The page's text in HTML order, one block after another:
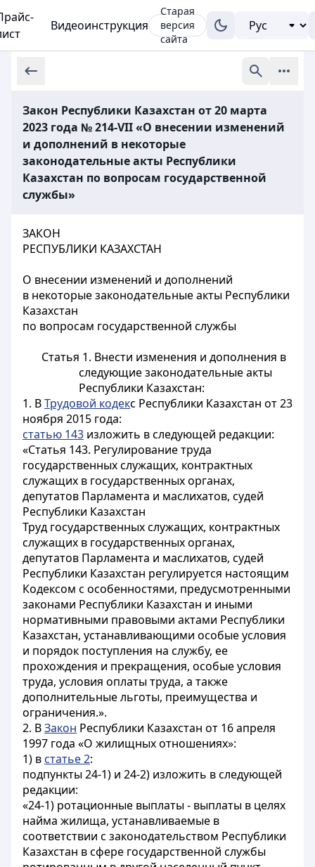
Видеоинструкция
Старая
версия
сайта
Закон Республики Казахстан от 20 марта
2023 года № 214-VII «О внесении изменений
и дополнений в некоторые
законодательные акты Республики
Казахстан по вопросам государственной
службы»
ЗАКОН
РЕСПУБЛИКИ КАЗАХСТАН
О внесении изменений и дополнений
в некоторые законодательные акты Республики
Казахстан
по вопросам государственной службы
Статья 1. Внести изменения и дополнения в
следующие законодательные акты
Республики Казахстан:
1. ВТрудовой кодекс Республики Казахстан от 23
ноября 2015 года:
статью 143 изложить в следующей редакции:
«Статья 143. Регулирование труда
государственных служащих, контрактных
служащих в государственных органах,
депутатов Парламента и маслихатов, судей
Республики Казахстан
Труд государственных служащих, контрактных
служащих в государственных органах,
депутатов Парламента и маслихатов, судей
Республики Казахстан регулируется настоящим
Кодексом с особенностями, предусмотренными
законами Республики Казахстан и иными
нормативными правовыми актами Республики
Казахстан, устанавливающими особые условия
и порядок поступления на службу, ее
прохождения и прекращения, особые условия
труда, условия оплаты труда, а также
дополнительные льготы, преимущества и
ограничения.».
2. ВЗакон Республики Казахстан от 16 апреля
1997 года «О жилищных отношениях»:
1) в статье 2:
подпункты 24-1) и 24-2) изложить в следующей
редакции:
«24-1) ротационные выплаты - выплаты в целях
найма жилища, устанавливаемые в
соответствии с законодательством Республики
Казахстан в сфере государственной службы